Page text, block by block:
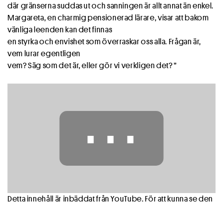
där gränserna suddas ut och sanningen är allt annat än enkel.
Margareta, en charmig pensionerad lärare, visar att bakom
vänliga leenden kan det finnas
en styrka och envishet som överraskar oss alla. Frågan är,
vem lurar egentligen
vem? Säg som det är, eller gör vi verkligen det? ”
⋯
Detta innehåll är inbäddat från YouTube. För att kunna se den